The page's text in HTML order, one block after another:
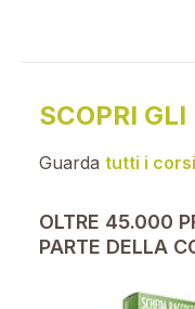
SCOPRI
Guarda tutti i
OLTRE 45.000
PARTE DELLA